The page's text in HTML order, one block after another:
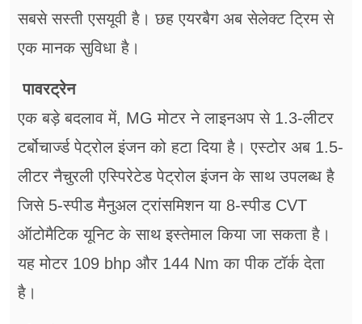
सबसे सस्ती एसयूवी है। छह एयरबैग अब सेलेक्ट ट्रिम से
एक मानक सुविधा है।
पावरट्रेन
एक बड़े बदलाव में, MG मोटर ने लाइनअप से 1.3-लीटर
टर्बोचार्ज्ड पेट्रोल इंजन को हटा दिया है। एस्टोर अब 1.5-
लीटर नैचुरली एस्पिरेटेड पेट्रोल इंजन के साथ उपलब्ध है
जिसे 5-स्पीड मैनुअल ट्रांसमिशन या 8-स्पीड CVT
ऑटोमैटिक यूनिट के साथ इस्तेमाल किया जा सकता है।
यह मोटर 109 bhp और 144 Nm का पीक टॉर्क देता
है।